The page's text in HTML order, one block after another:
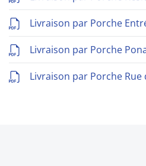
Livraison par Porche
Livraison par Porche
Livraison par Porche Rue